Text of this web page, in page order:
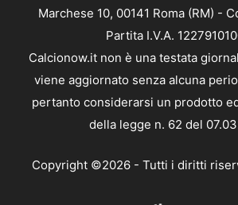
Marchese 10, 00141 Roma (RM) -
Partita I.V.A.
Calcionow.it non è una testata
viene aggiornato senza alcuna
pertanto considerarsi un prodotto
della legge n. 62 del
Copyright ©2026 - Tutti i diritti